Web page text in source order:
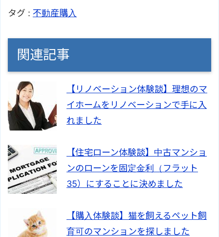
タグ : 不動産購入
関連記事
【リノベーション体験談】理想のマ
イホームをリノベーションで手に入
れました
【住宅ローン体験談】中古マンショ
ンのローンを固定金利（フラット
35）にすることに決めました
【購入体験談】猫を飼えるペット飼
育可のマンションを探しました